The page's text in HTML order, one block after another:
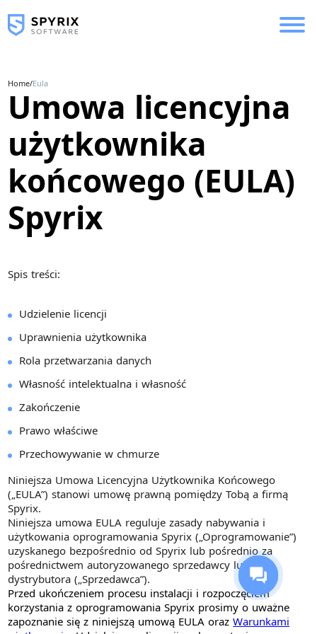
Home/Eula
Umowa licencyjna
użytkownika
końcowego (EULA)
Spyrix
Spis treści:
Udzielenie licencji
Uprawnienia użytkownika
Rola przetwarzania danych
Własność intelektualna i własność
Zakończenie
Prawo właściwe
Przechowywanie w chmurze
Niniejsza Umowa Licencyjna Użytkownika Końcowego
(„EULA”) stanowi umowę prawną pomiędzy Tobą a firmą
Spyrix.
Niniejsza umowa EULA reguluje zasady nabywania i
użytkowania oprogramowania Spyrix („Oprogramowanie”)
uzyskanego bezpośrednio od Spyrix lub pośrednio za
pośrednictwem autoryzowanego sprzedawcy lub
dystrybutora („Sprzedawca”).
Przed ukończeniem procesu instalacji i rozpoczęciem
korzystania z oprogramowania Spyrix prosimy o uważne
zapoznanie się z niniejszą umową EULA orazWarunkami